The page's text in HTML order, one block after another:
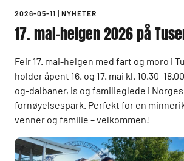
2026-05-11 NYHETER
17. mai-helgen 2026 på
Feir 17. mai-helgen med fart og moro i
holder åpent 16. og 17. mai kl.
og-dalbaner, is og familieglede i
fornøyelsespark. Perfekt for en
venner og familie – velkommen!